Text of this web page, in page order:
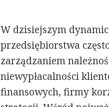
W dzisiejszym
przedsiębiorstwa
zarządzaniem
niewypłacalności
finansowych, firmy